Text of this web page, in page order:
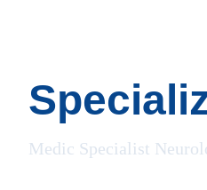
Medic Specialist